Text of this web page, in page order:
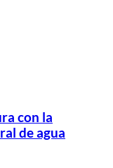
con la
de agua